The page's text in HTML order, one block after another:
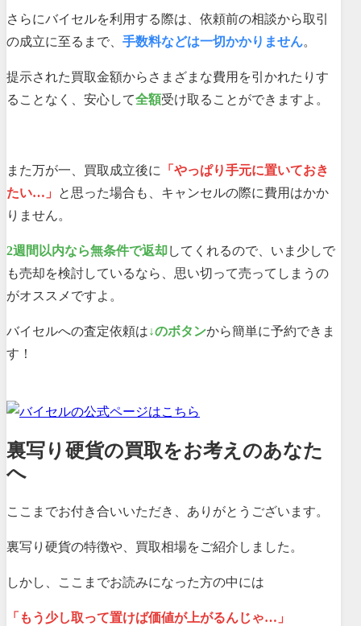
さらにバイセルを利用する際は、依頼前の相談から取引
の成立に至るまで、 手数料などは一切かかりません。
提示された買取金額からさまざまな費用を引かれたりす
ることなく、安心して全額受け取ることができますよ。
また万が一、買取成立後に 「やっぱり手元に置いておき
たい…」
と思った場合も、キャンセルの際に費用はかか
りません。
2週間以内なら無条件で返却してくれるので、いま少しで
も売却を検討しているなら、思い切って売ってしまうの
がオススメですよ。
バイセルへの査定依頼は↓のボタンから簡単に予約できま
す！
裏写り硬貨の買取をお考えのあなた
へ
ここまでお付き合いいただき、ありがとうございます。
裏写り硬貨の特徴や、買取相場をご紹介しました。
しかし、ここまでお読みになった方の中には
「もう少し取って置けば価値が上がるんじゃ…」